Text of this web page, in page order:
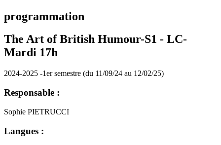
programmation
The Art of British Humour-S1 - LC-
Mardi 17h
2024-2025 -1er semestre (du 11/09/24 au 12/02/25)
Responsable :
Sophie PIETRUCCI
Langues :